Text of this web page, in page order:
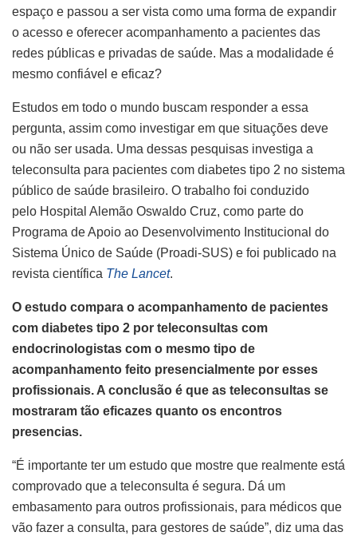
espaço e passou a ser vista como uma forma de expandir
o acesso e oferecer acompanhamento a pacientes das
redes públicas e privadas de saúde. Mas a modalidade é
mesmo confiável e eficaz?
Estudos em todo o mundo buscam responder a essa
pergunta, assim como investigar em que situações deve
ou não ser usada. Uma dessas pesquisas investiga a
teleconsulta para pacientes com diabetes tipo 2 no sistema
público de saúde brasileiro. O trabalho foi conduzido
pelo Hospital Alemão Oswaldo Cruz, como parte do
Programa de Apoio ao Desenvolvimento Institucional do
Sistema Único de Saúde (Proadi-SUS) e foi publicado na
revista científica The Lancet.
O estudo compara o acompanhamento de pacientes
com diabetes tipo 2 por teleconsultas com
endocrinologistas com o mesmo tipo de
acompanhamento feito presencialmente por esses
profissionais. A conclusão é que as teleconsultas se
mostraram tão eficazes quanto os encontros
presencias.
“É importante ter um estudo que mostre que realmente está
comprovado que a teleconsulta é segura. Dá um
embasamento para outros profissionais, para médicos que
vão fazer a consulta, para gestores de saúde”, diz uma das